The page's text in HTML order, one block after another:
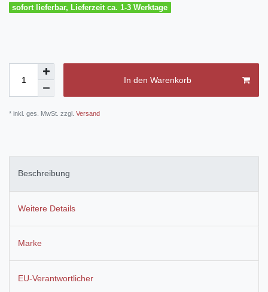
sofort lieferbar, Lieferzeit ca. 1-3 Werktage
In den Warenkorb
* inkl. ges. MwSt. zzgl. Versand
Beschreibung
Weitere Details
Marke
EU-Verantwortlicher